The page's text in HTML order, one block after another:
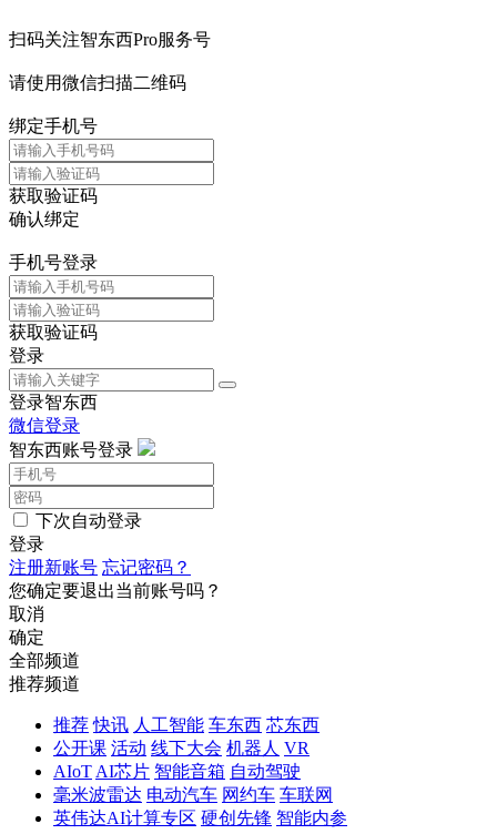
扫码关注智东西Pro服务号
请使用微信扫描二维码
绑定手机号
获取验证码
确认绑定
手机号登录
获取验证码
登录
登录智东西
微信登录
智东西账号登录
下次自动登录
登录
注册新账号 忘记密码？
您确定要退出当前账号吗？
取消
确定
全部频道
推荐频道
推荐 快讯 人工智能 车东西 芯东西
公开课 活动 线下大会 机器人 VR
AIoT AI芯片 智能音箱 自动驾驶
毫米波雷达 电动汽车 网约车 车联网
英伟达AI计算专区 硬创先锋 智能内参